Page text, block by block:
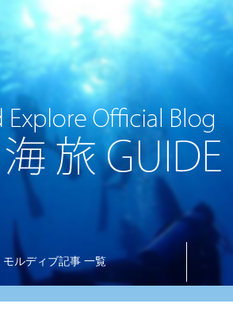
モルディブ記事 一覧